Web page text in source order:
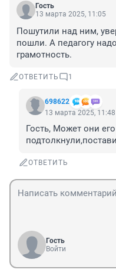
Гость
13 марта 2025, 11:05
Пошутили над ним,
пошли. А педагогу
грамотность.
ОТВЕТИТЬ 1
698622
13 марта 2025, 11:48
Гость, Может они
ОТВЕТИТЬ
Гость
Войти